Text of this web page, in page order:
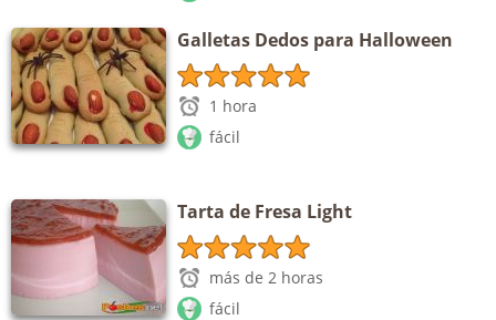
Galletas Dedos para Halloween
1 hora
fácil
Tarta de Fresa Light
más de 2 horas
fácil